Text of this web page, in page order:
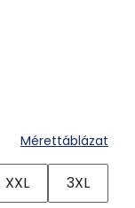
Mérettáblázat
XXL 3XL